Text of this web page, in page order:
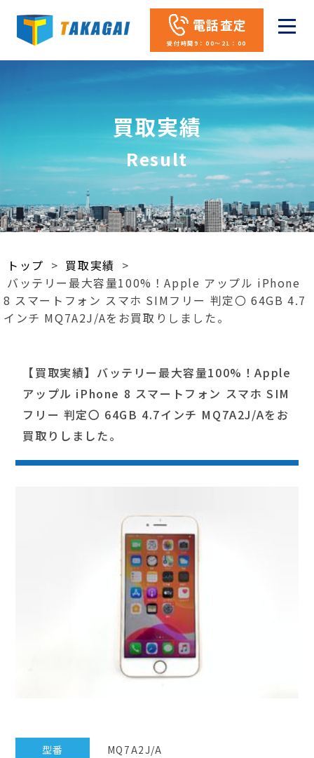
電話査定
受付時間9：00～21：00
買取実績
Result
トップ > 買取実績 >
バッテリー最大容量100%！Apple アップル iPhone
8 スマートフォン スマホ SIMフリー 判定〇 64GB 4.7
インチ MQ7A2J/Aをお買取りしました。
【買取実績】バッテリー最大容量100%！Apple
アップル iPhone 8 スマートフォン スマホ SIM
フリー 判定〇 64GB 4.7インチ MQ7A2J/Aをお
買取りしました。
型番 MQ7A2J/A